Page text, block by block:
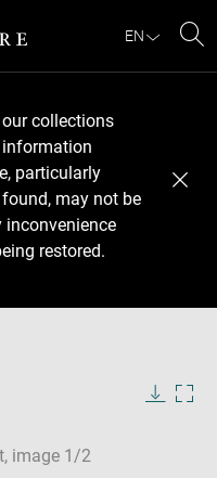
EN
collections
particularly
may not be
inconvenience
restored.